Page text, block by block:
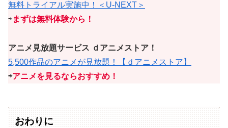
無料トライアル実施中！＜U-NEXT＞
⇨まずは無料体験から！
アニメ見放題サービス ｄアニメストア！
5,500作品のアニメが見放題！【ｄアニメストア】
⇨アニメを見るならおすすめ！
おわりに